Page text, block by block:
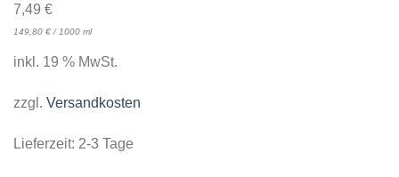
7,49 €
149,80 € / 1000 ml
inkl. 19 % MwSt.
zzgl. Versandkosten
Lieferzeit: 2-3 Tage